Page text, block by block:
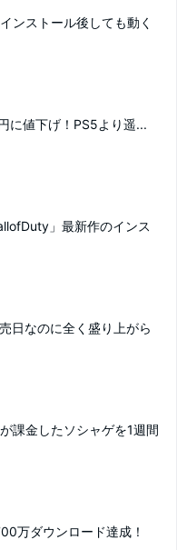
ンストール後しても動く
に値下げ！PS5より遥...
」最新作のインス
日なのに全く盛り上がら
課金したソシャゲを1週間
万ダウンロード達成！